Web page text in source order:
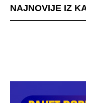
NAJNOVIJE IZ